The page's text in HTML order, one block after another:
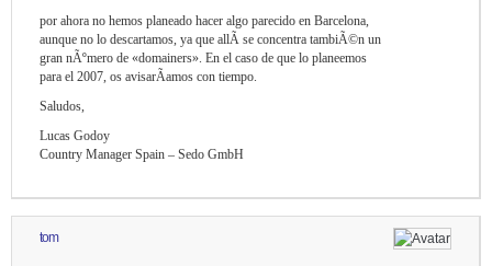
por ahora no hemos planeado hacer algo parecido en Barcelona,
aunque no lo descartamos, ya que allÃ­ se concentra tambiÃ©n un
gran nÃºmero de «domainers». En el caso de que lo planeemos
para el 2007, os avisarÃ­amos con tiempo.
Saludos,
Lucas Godoy
Country Manager Spain – Sedo GmbH
tom